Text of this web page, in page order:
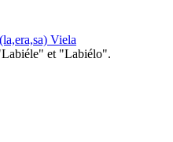
Viela
et "Labiélo".